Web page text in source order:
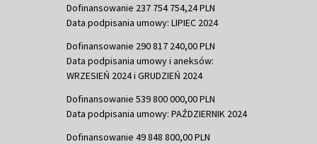
Dofinansowanie 237 754 754,24 PLN
Data podpisania umowy: LIPIEC 2024
Dofinansowanie 290 817 240,00 PLN
Data podpisania umowy i aneksów:
WRZESIEŃ 2024 i GRUDZIEŃ 2024
Dofinansowanie 539 800 000,00 PLN
Data podpisania umowy: PAŹDZIERNIK 2024
Dofinansowanie 49 848 800,00 PLN